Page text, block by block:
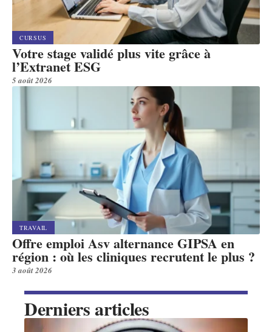
CURSUS
Votre stage validé plus vite grâce à
l’Extranet ESG
5 août 2026
TRAVAIL
Offre emploi Asv alternance GIPSA en
région : où les cliniques recrutent le plus ?
3 août 2026
Derniers articles